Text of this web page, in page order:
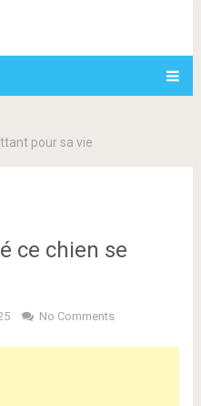
pour sa vie
ce chien se
No Comments